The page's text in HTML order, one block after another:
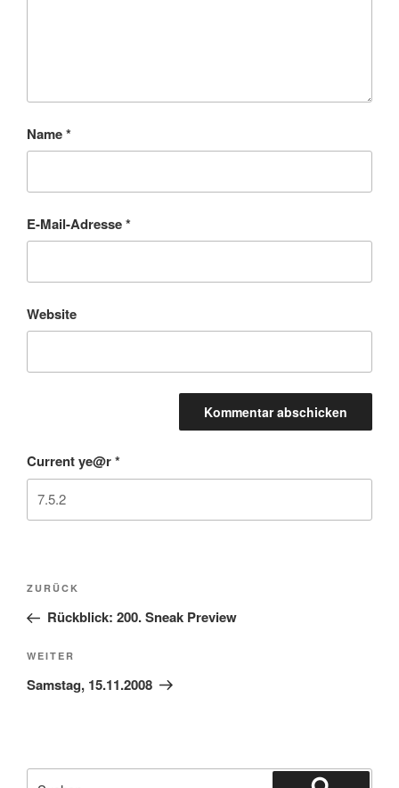
Name*
E-Mail-Adresse*
Website
Current ye@r*
Beitragsnavigation
Vorheriger
Beitrag
ZURÜCK
Rückblick: 200. Sneak Preview
Nächster
Beitrag
WEITER
Samstag, 15.11.2008